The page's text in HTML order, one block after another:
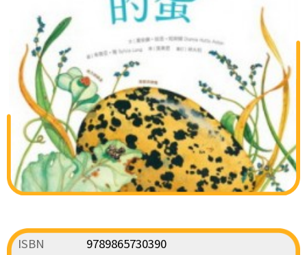
ISBN
9789865730390